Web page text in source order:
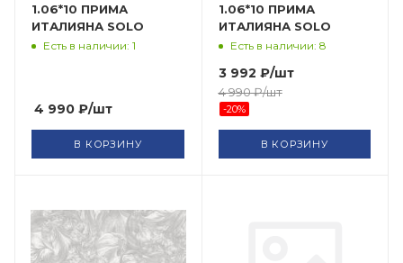
1.06*10 ПРИМА
ИТАЛИЯНА SOLO
Есть в наличии: 1
4 990 ₽/шт
В КОРЗИНУ
1.06*10 ПРИМА
ИТАЛИЯНА SOLO
Есть в наличии: 8
3 992 ₽/шт
4 990₽/шт
-20%
В КОРЗИНУ